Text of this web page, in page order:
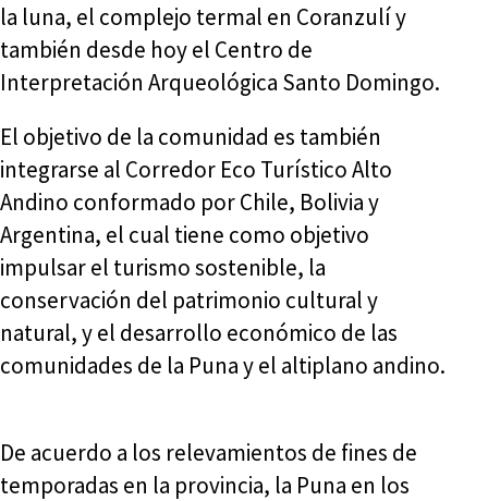
la luna, el complejo termal en Coranzulí y
también desde hoy el Centro de
Interpretación Arqueológica Santo Domingo.
El objetivo de la comunidad es también
integrarse al Corredor Eco Turístico Alto
Andino conformado por Chile, Bolivia y
Argentina, el cual tiene como objetivo
impulsar el turismo sostenible, la
conservación del patrimonio cultural y
natural, y el desarrollo económico de las
comunidades de la Puna y el altiplano andino.
De acuerdo a los relevamientos de fines de
temporadas en la provincia, la Puna en los